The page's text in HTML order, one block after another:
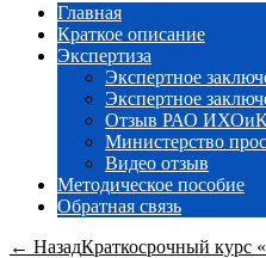
Главная
Краткое описание
Экспертиза
Экспертное
Экспертное
Отзыв РАО
Министерство
Видео отзыв
Методическое пособие
Обратная связь
← НазадКраткосрочный курс